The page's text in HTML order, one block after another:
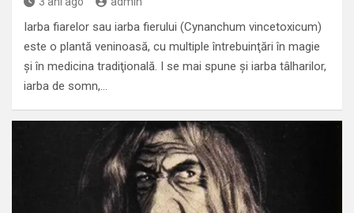
Iarba fiarelor sau iarba fierului (Cynanchum vincetoxicum)
este o plantă veninoasă, cu multiple întrebuinţări în magie
şi în medicina tradiţională. I se mai spune şi iarba tâlharilor,
iarba de somn,…